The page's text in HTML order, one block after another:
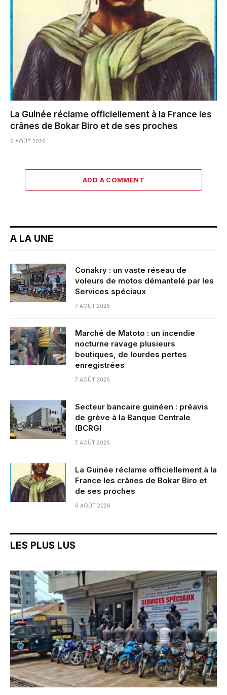
La Guinée réclame officiellement à la France les
crânes de Bokar Biro et de ses proches
6 AOÛT 2026
ADD A COMMENT
A LA UNE
Conakry : un vaste réseau de
voleurs de motos démantelé par les
Services spéciaux
7 AOÛT 2026
Marché de Matoto : un incendie
nocturne ravage plusieurs
boutiques, de lourdes pertes
enregistrées
7 AOÛT 2026
Secteur bancaire guinéen : préavis
de grève à la Banque Centrale
(BCRG)
7 AOÛT 2026
La Guinée réclame officiellement à la
France les crânes de Bokar Biro et
de ses proches
6 AOÛT 2026
LES PLUS LUS